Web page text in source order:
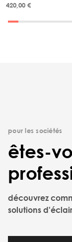
420,00 €
pour les sociétés
êtes-
découvrez
solutions